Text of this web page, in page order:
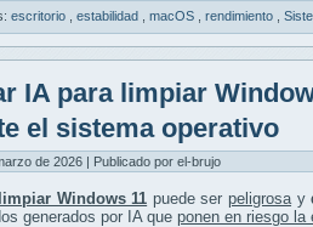
escritorio estabilidad macOS rendimiento
IA para limpiar
el sistema operativo
de 2026 | Publicado por el-brujo
Windows 11 puede serpeligrosa y
generados por IA que ponen en riesgo la